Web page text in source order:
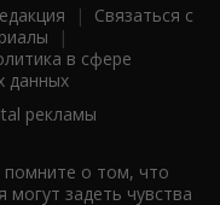
| Связаться с
|
в сфере
данных
рекламы
помните о том, что
задеть чувства